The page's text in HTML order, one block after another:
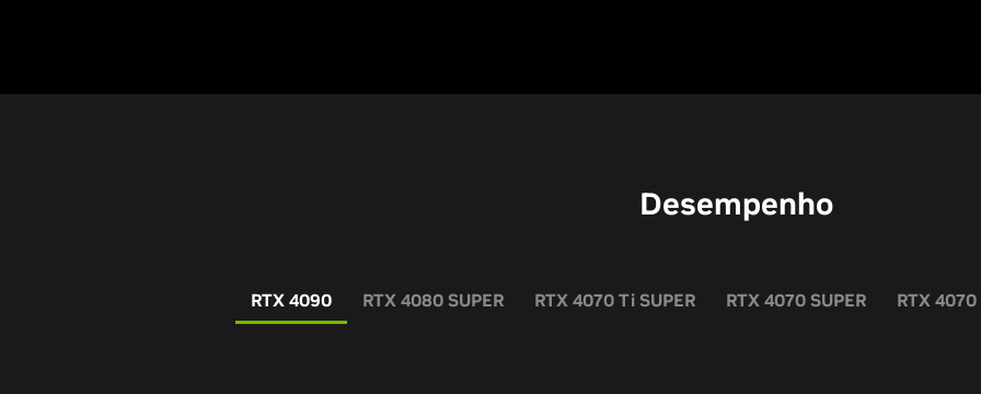
Desempenho
RTX 4090 RTX 4080 SUPER RTX 4070 Ti SUPER RTX 4070 SUPER RTX 4070